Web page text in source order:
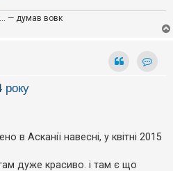
— думав вовк
року
в Асканії навесні, у квітні 2015
дуже красиво. і там є що